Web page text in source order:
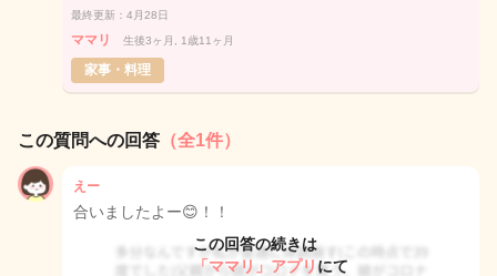
最終更新：4月28日
ママリ 生後3ヶ月, 1歳11ヶ月
家事・料理
この質問への回答 （全1件）
えー
合いましたよー😊！！
この回答の続きは
「ママリ」アプリ にて